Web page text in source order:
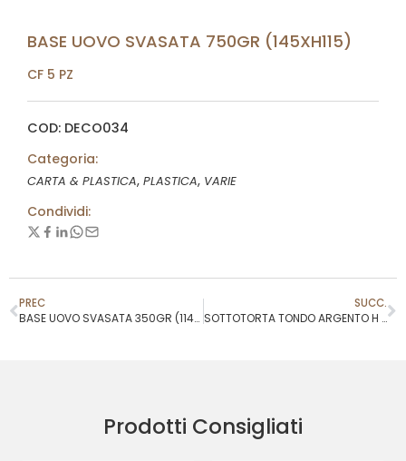
BASE UOVO SVASATA 750GR (145XH115)
CF 5 PZ
COD: DECO034
Categoria:
CARTA & PLASTICA, PLASTICA, VARIE
Condividi:
PREC
BASE UOVO SVASATA 350GR (114XH92)
SUCC.
SOTTOTORTA TONDO ARGENTO H 1,2 Ø80
Prodotti Consigliati